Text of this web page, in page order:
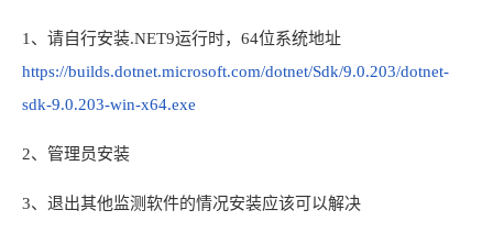
1、请自行安装.NET9运行时，64位系统地址
https://builds.dotnet.microsoft.com/dotnet/Sdk/9.0.203/dotnet-
sdk-9.0.203-win-x64.exe
2、管理员安装
3、退出其他监测软件的情况安装应该可以解决